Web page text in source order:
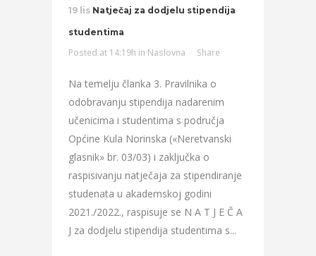
19 lis Natječaj za dodjelu stipendija
studentima
Posted at 14:19h in Naslovna Share
Na temelju članka 3. Pravilnika o
odobravanju stipendija nadarenim
učenicima i studentima s područja
Općine Kula Norinska («Neretvanski
glasnik» br. 03/03) i zaključka o
raspisivanju natječaja za stipendiranje
studenata u akademskoj godini
2021./2022., raspisuje se N A T J E Č A
J za dodjelu stipendija studentima s...